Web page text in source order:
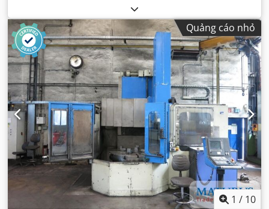
Quảng cáo nhỏ
1 / 10